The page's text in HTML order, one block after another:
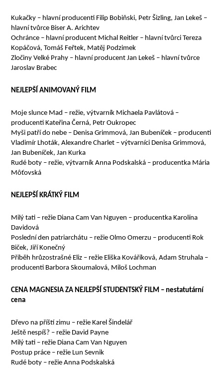
Kukačky – hlavní producenti Filip Bobiňski, Petr Šizling, Jan Lekeš –
hlavní tvůrce Biser A. Arichtev
Ochránce – hlavní producent Michal Reitler – hlavní tvůrci Tereza
Kopáčová, Tomáš Feřtek, Matěj Podzimek
Zločiny Velké Prahy – hlavní producent Jan Lekeš – hlavní tvůrce
Jaroslav Brabec
NEJLEPŠÍ ANIMOVANÝ FILM
Moje slunce Mad – režie, výtvarník Michaela Pavlátová –
producenti Kateřina Černá, Petr Oukropec
Myši patří do nebe – Denisa Grimmová, Jan Bubeníček – producenti
Vladimír Lhoták,Alexandre Charlet – výtvarníci Denisa Grimmová,
Jan Bubeníček, Jan Kurka
Rudé boty – režie, výtvarník Anna Podskalská – producentka Mária
Môťovská
NEJLEPŠÍ KRÁTKÝ FILM
Milý tati – režie Diana Cam Van Nguyen – producentka Karolína
Davidová
Poslední den patriarchátu – režie Olmo Omerzu – producenti Rok
Biček, Jiří Konečný
Příběh hrůzostrašné Eliz – režie Eliška Kováříková, Adam Struhala –
producenti BarboraSkoumalová, Miloš Lochman
CENA MAGNESIA ZA NEJLEPŠÍ STUDENTSKÝ FILM – nestatutární
cena
Dřevo na příští zimu – režie Karel Šindelář
Ještě nespíš? – režie David Payne
Milý tati – režie Diana Cam Van Nguyen
Postup práce – režie Lun Sevnik
Rudé boty – režie Anna Podskalská